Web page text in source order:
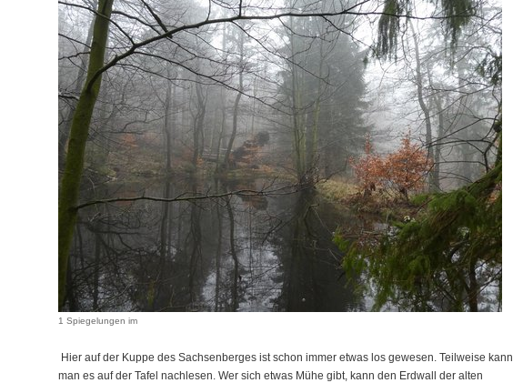
1 Spiegelungen im
Hier auf der Kuppe des Sachsenberges ist schon immer etwas los gewesen. Teilweise kann
man es auf der Tafel nachlesen. Wer sich etwas Mühe gibt, kann den Erdwall der alten